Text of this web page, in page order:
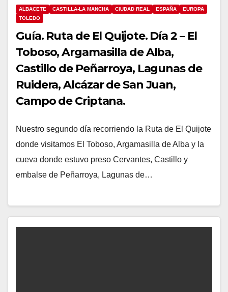
ALBACETE CASTILLA-LA MANCHA CIUDAD REAL ESPAÑA
EUROPA
TOLEDO
Guía. Ruta de El Quijote. Día 2 – El
Toboso, Argamasilla de Alba,
Castillo de Peñarroya, Lagunas de
Ruidera, Alcázar de San Juan,
Campo de Criptana.
Nuestro segundo día recorriendo la Ruta de El Quijote
donde visitamos El Toboso, Argamasilla de Alba y la
cueva donde estuvo preso Cervantes, Castillo y
embalse de Peñarroya, Lagunas de…